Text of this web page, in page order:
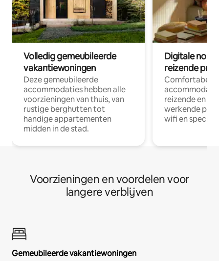
Volledig gemeubileerde
vakantiewoningen
Deze gemeubileerde
accommodaties hebben alle
voorzieningen van thuis, van
rustige berghutten tot
handige appartementen
midden in de stad.
Digitale
reizende
Comfortabele
reizende en
werkende
wifi en
Voorzieningen en voordelen voor
langere verblijven
Gemeubileerde vakantiewoningen